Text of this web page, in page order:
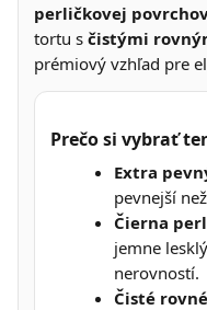
perličkovej
tortu s čistými
prémiový vzhľad pre
Prečo si vybrať
Extra
pevnejší
Čierna
jemne
nerovností.
Čisté